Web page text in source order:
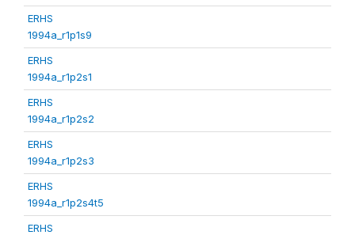
ERHS
1994a_r1p1s9
ERHS
1994a_r1p2s1
ERHS
1994a_r1p2s2
ERHS
1994a_r1p2s3
ERHS
1994a_r1p2s4t5
ERHS